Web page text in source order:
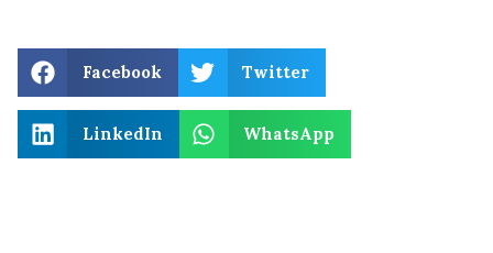
Facebook Twitter
LinkedIn WhatsApp